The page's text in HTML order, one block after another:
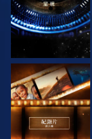
探索系列節目